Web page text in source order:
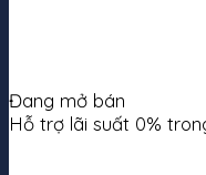
Đang mở bán
Hỗ trợ lãi suất 0%